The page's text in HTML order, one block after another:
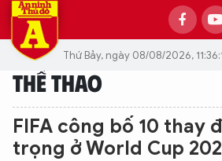
Thứ Bảy, ngày 08/08/2026,
THỂ THAO
FIFA công bố 10 thay
trọng ở World Cup